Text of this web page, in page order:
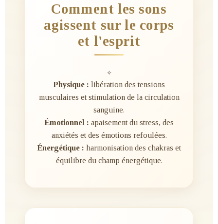
Comment les sons
agissent sur le corps
et l'esprit
✧
Physique : libération des tensions
musculaires et stimulation de la circulation
sanguine.
Émotionnel : apaisement du stress, des
anxiétés et des émotions refoulées.
Énergétique : harmonisation des chakras et
équilibre du champ énergétique.